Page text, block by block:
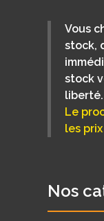
Vous
stock,
stock
liberté.
Le
les
Nos